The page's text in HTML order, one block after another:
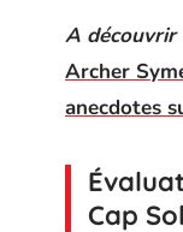
A découvrir
Archer
anecdotes
Cap